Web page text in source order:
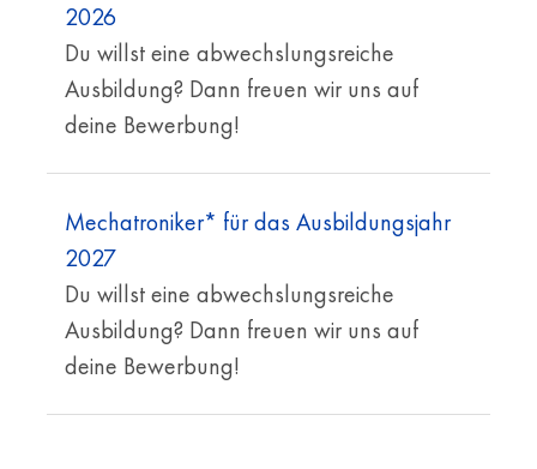
2026
Du willst eine abwechslungsreiche
Ausbildung? Dann freuen wir uns auf
deine Bewerbung!
Mechatroniker* für das Ausbildungsjahr
2027
Du willst eine abwechslungsreiche
Ausbildung? Dann freuen wir uns auf
deine Bewerbung!